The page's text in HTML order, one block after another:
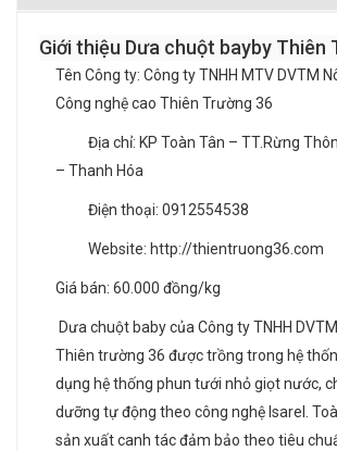
Giới thiệu Dưa chuột bayby Thiên
Tên Công ty: Công ty TNHH MTV DVTM
Công nghệ cao Thiên Trường 36
Địa chỉ: KP Toàn Tân – TT.Rừng
– Thanh Hóa
Điện thoại: 0912554538
Website: http://thientruong36.com
Giá bán: 60.000 đồng/kg
Dưa chuột baby của Công ty TNHH
Thiên trường 36 được trồng trong hệ
dụng hệ thống phun tưới nhỏ giọt nước,
dưỡng tự động theo công nghệ Isarel.
sản xuất canh tác đảm bảo theo tiêu